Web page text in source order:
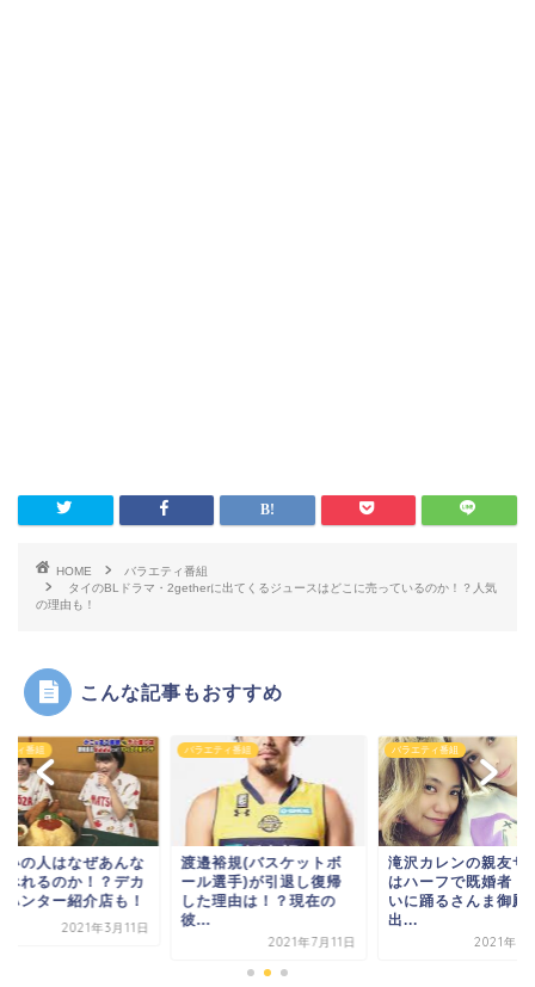
HOME
バラエティ番組
タイのBLドラマ・2getherに出てくるジュースはどこに売っているのか！？人気
の理由も！
こんな記事もおすすめ
ティ番組
いの人はなぜあんな
べれるのか！？デカ
ハンター紹介店も！
2021年3月11日
バラエティ番組
渡邉裕規(バスケットボ
ール選手)が引退し復帰
した理由は！？現在の
彼...
2021年7月11日
バラエティ番組
滝沢カレンの親友サ
はハーフで既婚者！
いに踊るさんま御殿
出...
2021年5